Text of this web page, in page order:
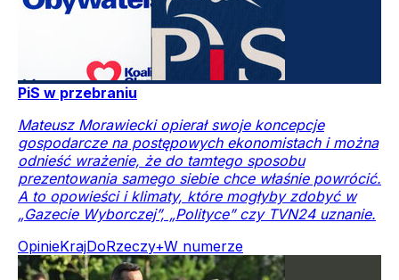
PiS w przebraniu
Mateusz Morawiecki opierał swoje koncepcje
gospodarcze na postępowych ekonomistach i można
odnieść wrażenie, że do tamtego sposobu
prezentowania samego siebie chce właśnie powrócić.
A to opowieści i klimaty, które mogłyby zdobyć w
„Gazecie Wyborczej”, „Polityce” czy TVN24 uznanie.
OpinieKrajDoRzeczy+W numerze